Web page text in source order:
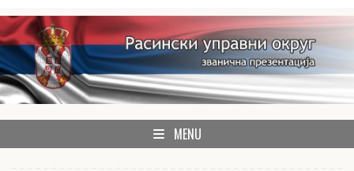
Skip
to
content
Расински округ
званична презентација Расинског управног округа
MENU